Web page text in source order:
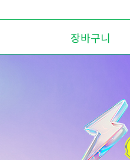
장바구니